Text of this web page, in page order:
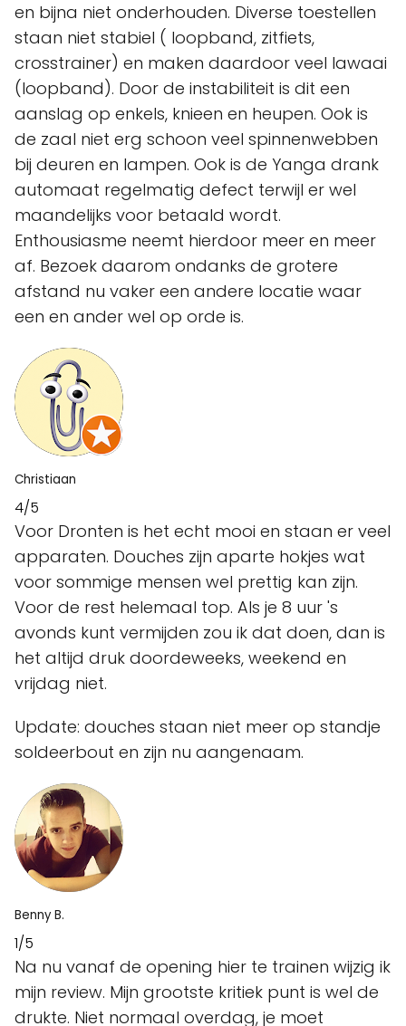
en bijna niet onderhouden. Diverse toestellen
staan niet stabiel ( loopband, zitfiets,
crosstrainer) en maken daardoor veel lawaai
(loopband). Door de instabiliteit is dit een
aanslag op enkels, knieen en heupen. Ook is
de zaal niet erg schoon veel spinnenwebben
bij deuren en lampen. Ook is de Yanga drank
automaat regelmatig defect terwijl er wel
maandelijks voor betaald wordt.
Enthousiasme neemt hierdoor meer en meer
af. Bezoek daarom ondanks de grotere
afstand nu vaker een andere locatie waar
een en ander wel op orde is.
Christiaan
4/5
Voor Dronten is het echt mooi en staan er veel
apparaten. Douches zijn aparte hokjes wat
voor sommige mensen wel prettig kan zijn.
Voor de rest helemaal top. Als je 8 uur 's
avonds kunt vermijden zou ik dat doen, dan is
het altijd druk doordeweeks, weekend en
vrijdag niet.
Update: douches staan niet meer op standje
soldeerbout en zijn nu aangenaam.
Benny B.
1/5
Na nu vanaf de opening hier te trainen wijzig ik
mijn review. Mijn grootste kritiek punt is wel de
drukte. Niet normaal overdag, je moet